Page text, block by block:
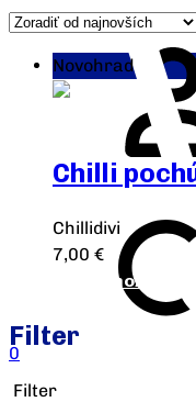
0
Novohrad
Chilli
Chillidivi
7,00 €
Výber možností
Filter
Filter